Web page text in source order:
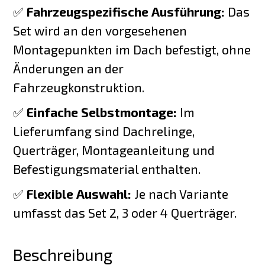
✅ Fahrzeugspezifische Ausführung: Das
Set wird an den vorgesehenen
Montagepunkten im Dach befestigt, ohne
Änderungen an der
Fahrzeugkonstruktion.
✅ Einfache Selbstmontage: Im
Lieferumfang sind Dachrelinge,
Querträger, Montageanleitung und
Befestigungsmaterial enthalten.
✅ Flexible Auswahl: Je nach Variante
umfasst das Set 2, 3 oder 4 Querträger.
Beschreibung